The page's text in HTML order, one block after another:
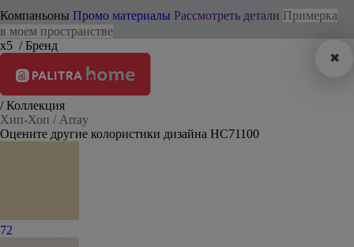
Компаньоны Промо материалы Рассмотреть детали Примерка
в моем пространстве
х5
✖
/ Бренд
/ Коллекция
Хип-Хоп / Array
Оцените другие колористики дизайна HC71100
72